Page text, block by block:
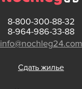
8-800-300-88-32
8-964-986-33-88
info@nochleg24.com
Сдать жилье